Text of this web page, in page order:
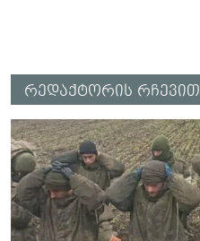
რედაქტორის რჩევით